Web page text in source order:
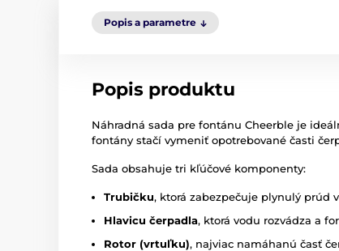
Popis a parametre
Popis produktu
Náhradná sada pre fontánu Cheerble je
fontány stačí vymeniť opotrebované časti
Sada obsahuje tri kľúčové komponenty:
Trubičku, ktorá zabezpečuje plynulý prúd
Hlavicu čerpadla, ktorá vodu rozvádza a
Rotor (vrtuľku), najviac namáhanú časť